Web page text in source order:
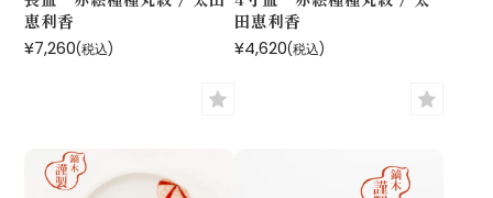
恵利香
¥7,260(税込)
田恵利香
¥4,620(税込)